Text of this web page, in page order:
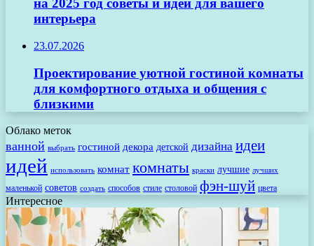
на 2025 год советы и идеи для вашего
интерьера
23.07.2026
Проектирование уютной гостиной комнаты
для комфортного отдыха и общения с
близкими
Облако меток
ванной выбрать гостиной декора детской дизайна идеи
идей использовать комнат комнаты краски лучшие лучших
маленькой советов создать способов стиле столовой фэн-шуй цвета
Интересное